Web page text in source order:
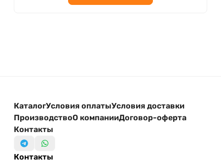
КаталогУсловия оплатыУсловия доставки
ПроизводствоО компанииДоговор-оферта
Контакты
Контакты